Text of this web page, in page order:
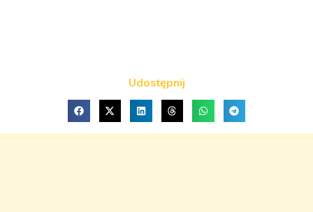
Udostępnij